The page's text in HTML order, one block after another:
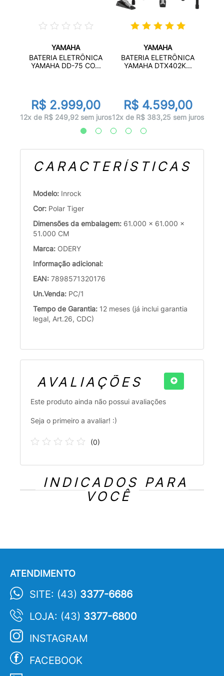
YAMAHA
BATERIA ELETRÔNICA
YAMAHA DD-75 CO...
R$ 2.999,00
12x de R$ 249,92 sem juros
YAMAHA
BATERIA ELETRÔNICA
YAMAHA DTX402K...
R$ 4.599,00
12x de R$ 383,25 sem juros12x
CARACTERÍSTICAS
Modelo: Inrock
Cor: Polar Tiger
Dimensões da embalagem: 61.000 x 61.000 x
51.000 CM
Marca: ODERY
Informação adicional:
EAN: 7898571320176
Un.Venda: PC/1
Tempo de Garantia: 12 meses (já inclui garantia
legal, Art.26, CDC)
AVALIAÇÕES
Este produto ainda não possui avaliações
Seja o primeiro a avaliar! :)
(0)
INDICADOS PARA
VOCÊ
ATENDIMENTO
SITE: (43) 3377-6686
LOJA: (43) 3377-6800
INSTAGRAM
FACEBOOK